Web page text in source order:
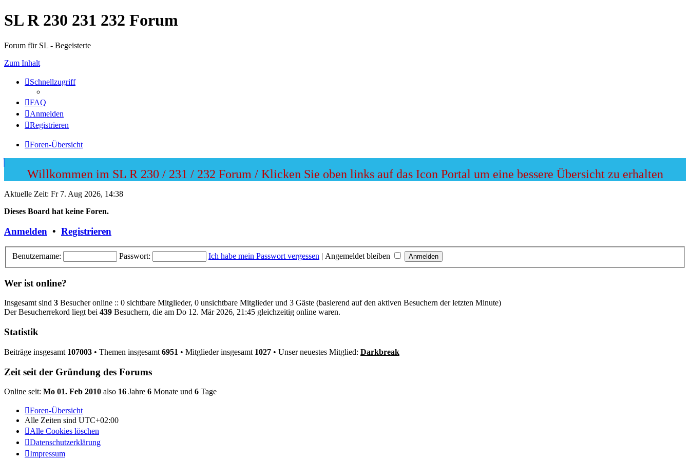
SL R 230 231 232 Forum
Forum für SL - Begeisterte
Zum Inhalt
Schnellzugriff
FAQ
Anmelden
Registrieren
Foren-Übersicht
Willkommen im SL R 230 / 231 / 232 Forum / Klicken Sie oben links auf das Icon Portal um eine bessere Übersicht zu erhalten
Aktuelle Zeit: Fr 7. Aug 2026, 14:38
Dieses Board hat keine Foren.
Anmelden • Registrieren
Benutzername: Passwort: Ich habe mein Passwort vergessen | Angemeldet bleiben
Wer ist online?
Insgesamt sind 3 Besucher online :: 0 sichtbare Mitglieder, 0 unsichtbare Mitglieder und 3 Gäste (basierend auf den aktiven Besuchern der letzten Minute)
Der Besucherrekord liegt bei 439 Besuchern, die am Do 12. Mär 2026, 21:45 gleichzeitig online waren.
Statistik
Beiträge insgesamt 107003 • Themen insgesamt 6951 • Mitglieder insgesamt 1027 • Unser neuestes Mitglied: Darkbreak
Zeit seit der Gründung des Forums
Online seit: Mo 01. Feb 2010 also 16 Jahre 6 Monate und 6 Tage
Foren-Übersicht
Alle Zeiten sind UTC+02:00
Alle Cookies löschen
Datenschutzerklärung
Impressum